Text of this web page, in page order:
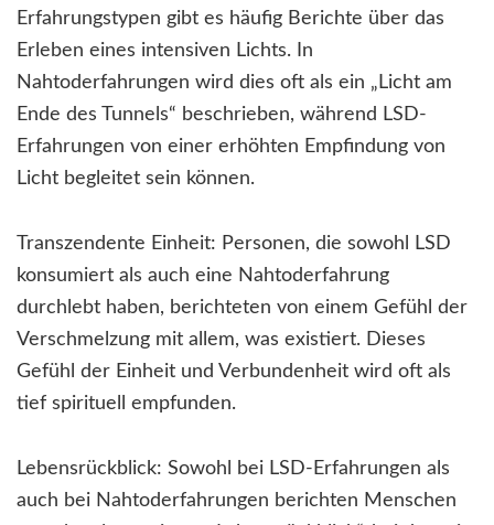
Erfahrungstypen gibt es häufig Berichte über das
Erleben eines intensiven Lichts. In
Nahtoderfahrungen wird dies oft als ein „Licht am
Ende des Tunnels“ beschrieben, während LSD-
Erfahrungen von einer erhöhten Empfindung von
Licht begleitet sein können.
Transzendente Einheit: Personen, die sowohl LSD
konsumiert als auch eine Nahtoderfahrung
durchlebt haben, berichteten von einem Gefühl der
Verschmelzung mit allem, was existiert. Dieses
Gefühl der Einheit und Verbundenheit wird oft als
tief spirituell empfunden.
Lebensrückblick: Sowohl bei LSD-Erfahrungen als
auch bei Nahtoderfahrungen berichten Menschen